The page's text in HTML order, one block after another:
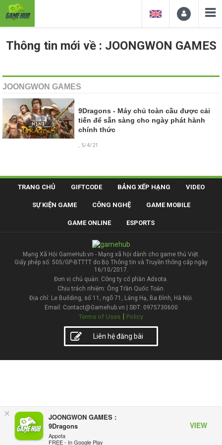
×
JOONGWON GAMES :
9Dragons
Appota
FREE - In Google Play
VIEW
Thông tin mới về : JOONGWON GAMES
JOONGWON GAMES
9Dragons - Máy chủ toàn cầu được cải
tiến để sẵn sàng cho ngày phát hành
chính thức
, 5/4/21
TRANG CHỦ GIFTCODE BẢNG XẾP HẠNG VIDEO
SỰ KIỆN GAME CÔNG NGHỆ GAME MOBILE
GAME ONLINE ESPORTS
Mạng Xã Hội GameHub.vn - Mạng xã hội dành cho game thủ Việt.
Giấy phép số: 505/GP-BTTTT do Bộ Thông tin và Truyền thông cấp ngày
16/10/2017.
Đơn vị chủ quản: Công ty cổ phần Adsota.
Chịu trách nhiệm: Ông Trần Quốc Toản.
Địa chỉ: Le Building, số 11, ngõ 71, Láng Hạ, Ba Đình, Hà Nội.
Email: Contact@Gamehub.vn | SĐT: 0975730600
Terms of Uses | Policy
Liên hệ đăng bài